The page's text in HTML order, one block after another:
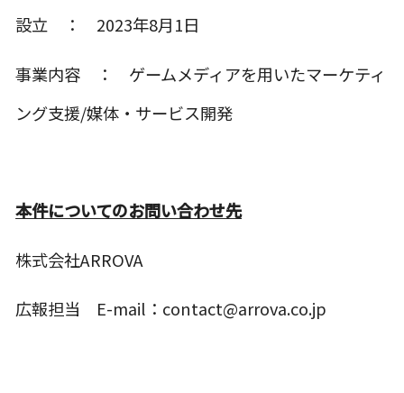
設立 ： 2023年8月1日
事業内容 ： ゲームメディアを用いたマーケティ
ング支援/媒体・サービス開発
本件についてのお問い合わせ先
株式会社ARROVA
広報担当 E-mail：contact@arrova.co.jp